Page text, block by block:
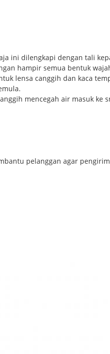
ini dilengkapi dengan tali
hampir semua bentuk
lensa canggih dan kaca
canggih mencegah air masuk ke
pelanggan agar